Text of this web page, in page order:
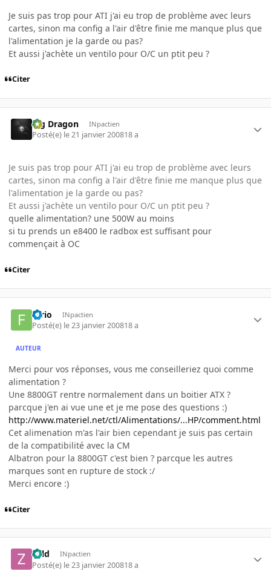
Je suis pas trop pour ATI j'ai eu trop de problème avec leurs
cartes, sinon ma config a l'air d'être finie me manque plus que
l'alimentation je la garde ou pas?
Et aussi j'achète un ventilo pour O/C un ptit peu ?
Citer
Big Dragon INpactien
Posté(e) le 21 janvier 200818 a
Je suis pas trop pour ATI j'ai eu trop de problème avec leurs
cartes, sinon ma config a l'air d'être finie me manque plus que
l'alimentation je la garde ou pas?
Et aussi j'achète un ventilo pour O/C un ptit peu ?
quelle alimentation? une 500W au moins
si tu prends un e8400 le radbox est suffisant pour
commençait à OC
Citer
furio INpactien
Posté(e) le 23 janvier 200818 a
AUTEUR
Merci pour vos réponses, vous me conseilleriez quoi comme
alimentation ?
Une 8800GT rentre normalement dans un boitier ATX ?
parcque j'en ai vue une et je me pose des questions :)
http://www.materiel.net/ctl/Alimentations/...HP/comment.html
Cet alimenation m'as l'air bien cependant je suis pas certain
de la compatibilité avec la CM
Albatron pour la 8800GT c'est bien ? parcque les autres
marques sont en rupture de stock :/
Merci encore :)
Citer
zold INpactien
Posté(e) le 23 janvier 200818 a